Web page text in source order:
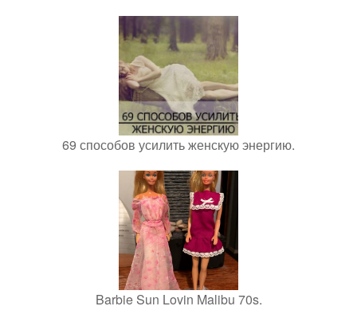
69 способов усилить женскую энергию.
Barbie Sun Lovin Malibu 70s.